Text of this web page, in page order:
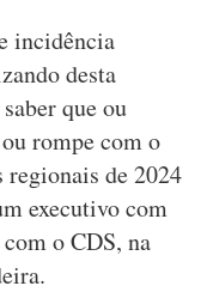
incidência
desta
que ou
rompe com o
regionais de 2024
executivo com
o CDS, na